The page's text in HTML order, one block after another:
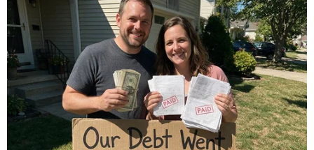
thể nới lỏng toàn bộ, đặc biệt là vẫn hạn chế tối
đa các hoạt động tập trung đông người.
Ban Chỉ đạo phòng chống dịch bệnh COVID-19
thành phố giao Sở Y tế cùng đơn vị chức năng
soạn thảo Chỉ thị hoặc kế hoạch với các nội
dung nhằm thực hiện nghiêm túc Chỉ thị mới
của Thủ tướng.